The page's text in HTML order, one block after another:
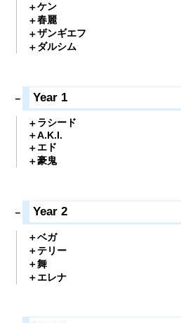
ケン
春麗
ザンギエフ
ダルシム
Year 1
ラシード
A.K.I.
エド
豪鬼
Year 2
ベガ
テリー
舞
エレナ